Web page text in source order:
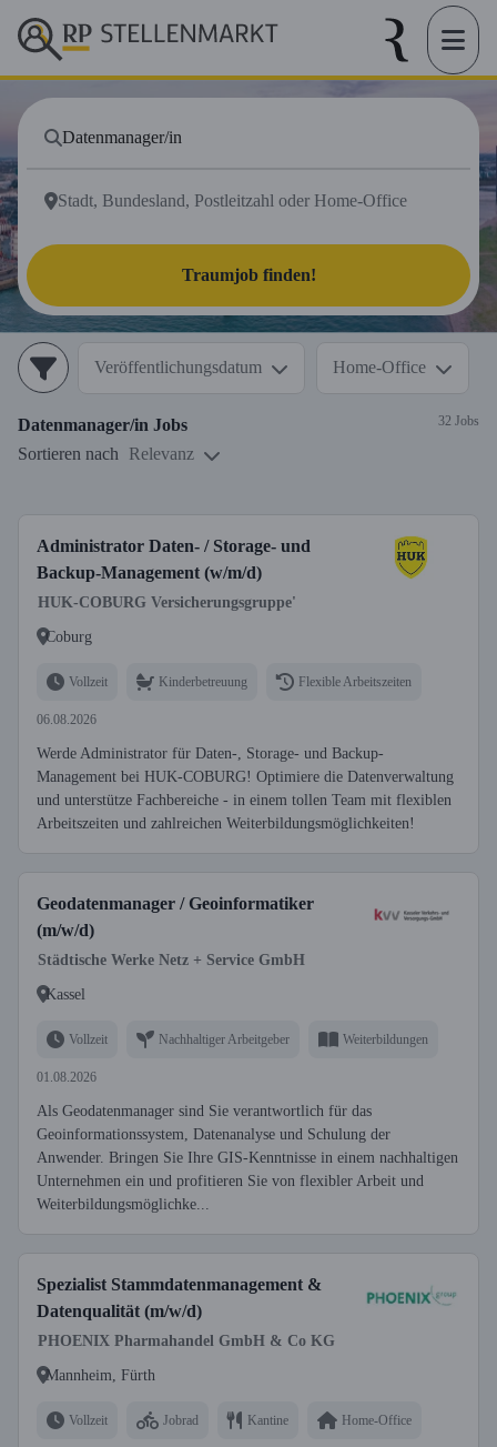
Traumjob finden!
Veröffentlichungsdatum Home-Office
Datenmanager/in Jobs 32 Jobs
Sortieren nach Relevanz
Administrator Daten- / Storage- und
Backup-Management (w/m/d)
HUK-COBURG Versicherungsgruppe'
Coburg
Vollzeit Kinderbetreuung Flexible Arbeitszeiten
06.08.2026
Werde Administrator für Daten-, Storage- und Backup-
Management bei HUK-COBURG! Optimiere die Datenverwaltung
und unterstütze Fachbereiche - in einem tollen Team mit flexiblen
Arbeitszeiten und zahlreichen Weiterbildungsmöglichkeiten!
Geodatenmanager / Geoinformatiker
(m/w/d)
Städtische Werke Netz + Service GmbH
Kassel
Vollzeit Nachhaltiger Arbeitgeber Weiterbildungen
01.08.2026
Als Geodatenmanager sind Sie verantwortlich für das
Geoinformationssystem, Datenanalyse und Schulung der
Anwender. Bringen Sie Ihre GIS-Kenntnisse in einem nachhaltigen
Unternehmen ein und profitieren Sie von flexibler Arbeit und
Weiterbildungsmöglichke...
Spezialist Stammdatenmanagement &
Datenqualität (m/w/d)
PHOENIX Pharmahandel GmbH & Co KG
Mannheim, Fürth
Vollzeit Jobrad Kantine Home-Office